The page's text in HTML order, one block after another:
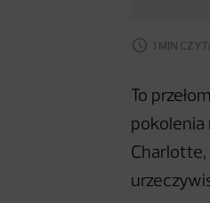
1 MIN
To
pokolenia
Charlotte,